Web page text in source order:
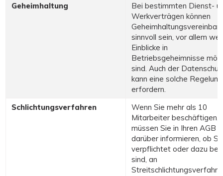
Geheimhaltung
Bei bestimmten Dienst-
Werkverträgen können
sinnvoll sein, vor allem
Einblicke in
Betriebsgeheimnisse
sind. Auch der
kann eine solche Regelung
erfordern.
Schlichtungsverfahren
Wenn Sie mehr als 10
Mitarbeiter beschäftigen,
müssen Sie in Ihren AGB
darüber informieren, ob
verpflichtet oder dazu
sind, an